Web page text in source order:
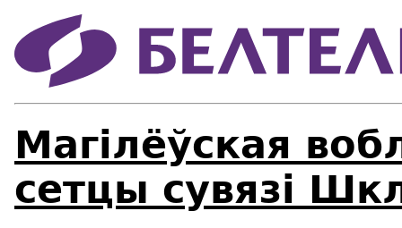
Магілёўская
сетцы сувязі